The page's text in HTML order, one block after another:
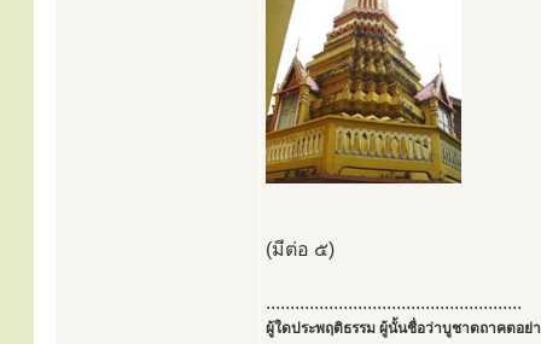
(มีต่อ ๕)
.....................................................
ผู้ใดประพฤติธรรม ผู้นั้นชื่อว่าบูชาตถาคตอย่า